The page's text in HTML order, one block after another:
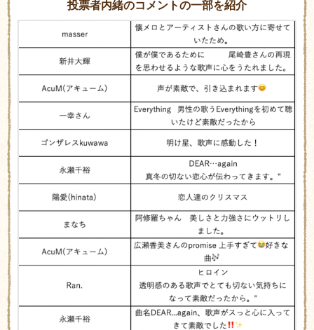
投票者内緒のコメントの一部を紹介